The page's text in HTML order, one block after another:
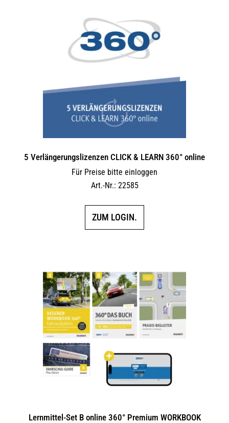
5 Verlängerungs­lizenzen CLICK & LEARN 360° online
Für Preise bitte einloggen
Art.-Nr.: 22585
ZUM LOGIN.
Lernmittel-Set B online 360° Premium WORKBOOK